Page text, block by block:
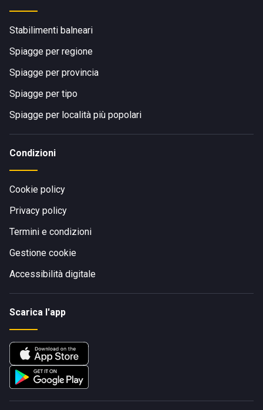
Stabilimenti balneari
Spiagge per regione
Spiagge per provincia
Spiagge per tipo
Spiagge per località più popolari
Condizioni
Cookie policy
Privacy policy
Termini e condizioni
Gestione cookie
Accessibilità digitale
Scarica l'app